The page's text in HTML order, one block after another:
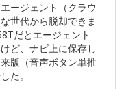
ージェント（クラウ
世代から脱却できま
だとエージェント
ど、ナビ上に保存し
版（音声ボタン単推
た。